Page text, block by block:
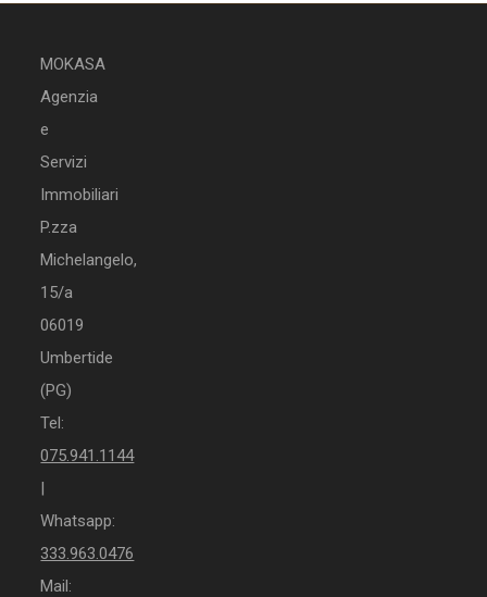
MOKASA
Agenzia
e
Servizi
Immobiliari
P.zza
Michelangelo,
15/a
06019
Umbertide
(PG)
Tel:
075.941.1144
|
Whatsapp:
333.963.0476
Mail: